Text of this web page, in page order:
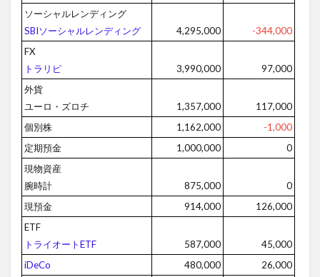
ソーシャルレンディング
SBIソーシャルレンディング
4,295,000
-344,000
FX
トラリピ
3,990,000
97,000
外貨
ユーロ・ズロチ
1,357,000
117,000
個別株
1,162,000
-1,000
定期預金
1,000,000
0
現物資産
腕時計
875,000
0
現預金
914,000
126,000
ETF
トライオートETF
587,000
45,000
iDeCo
480,000
26,000